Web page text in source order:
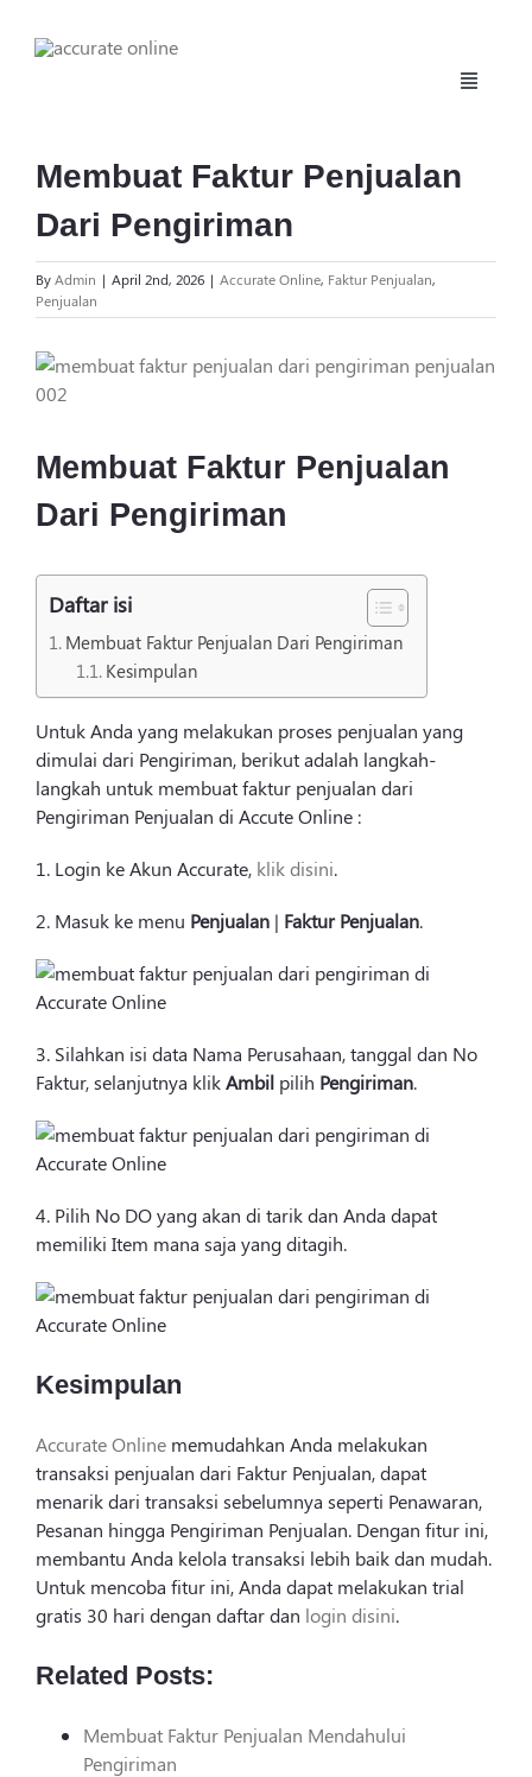
Toggle
Manufaktur
Daftar
Membuat Faktur Penjualan
Dari Pengiriman
ByAdmin | April 2nd, 2026 | Accurate Online, Faktur Penjualan,
Penjualan
View
Larger
Membuat Faktur Penjualan
Dari Pengiriman
Daftar isi
Membuat Faktur Penjualan Dari Pengiriman
Kesimpulan
Untuk Anda yang melakukan proses penjualan yang
dimulai dari Pengiriman, berikut adalah langkah-
langkah untuk membuat faktur penjualan dari
Pengiriman Penjualan di Accute Online :
1. Login ke Akun Accurate, klik disini.
2. Masuk ke menu Penjualan | Faktur Penjualan.
3. Silahkan isi data Nama Perusahaan, tanggal dan No
Faktur, selanjutnya klikAmbil pilih Pengiriman.
4. Pilih No DO yang akan di tarik dan Anda dapat
memiliki Item mana saja yang ditagih.
Kesimpulan
Accurate Online memudahkan Anda melakukan
transaksi penjualan dari Faktur Penjualan, dapat
menarik dari transaksi sebelumnya seperti Penawaran,
Pesanan hingga Pengiriman Penjualan. Dengan fitur ini,
membantu Anda kelola transaksi lebih baik dan mudah.
Untuk mencoba fitur ini, Anda dapat melakukan trial
gratis 30 hari dengan daftar dan login disini.
Related Posts:
Membuat Faktur Penjualan Mendahului
Pengiriman